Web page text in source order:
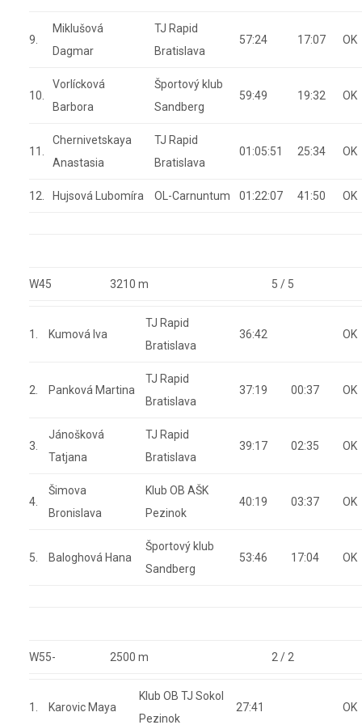
9.
Miklušová
Dagmar
TJ Rapid
Bratislava
57:24 17:07 OK
10.
Vorlícková
Barbora
Športový klub
Sandberg
59:49 19:32 OK
11.
Chernivetskaya
Anastasia
TJ Rapid
Bratislava
01:05:51 25:34 OK
12. Hujsová Lubomíra OL-Carnuntum 01:22:07 41:50 OK
W45 3210 m 5 / 5
1. Kumová Iva
TJ Rapid
Bratislava
36:42 OK
2. Panková Martina
TJ Rapid
Bratislava
37:19 00:37 OK
3.
Jánošková
Tatjana
TJ Rapid
Bratislava
39:17 02:35 OK
4.
Šimova
Bronislava
Klub OB AŠK
Pezinok
40:19 03:37 OK
5. Baloghová Hana
Športový klub
Sandberg
53:46 17:04 OK
W55- 2500 m 2 / 2
1. Karovic Maya
Klub OB TJ Sokol
Pezinok
27:41 OK